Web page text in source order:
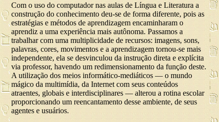
Com o uso do computador nas aulas de Língua e Literatura a
construção do conhecimento deu-se de forma diferente, pois as
estratégias e métodos de aprendizagem encaminharam o
aprendiz a uma experiência mais autônoma. Passamos a
trabalhar com uma multiplicidade de recursos: imagens, sons,
palavras, cores, movimentos e a aprendizagem tornou-se mais
independente, ela se desvinculou da instrução direta e explícita
via professor, havendo um redimensionamento da função deste.
A utilização dos meios informático-mediáticos — o mundo
mágico da multimídia, da Internet com seus conteúdos
atraentes, globais e interdisciplinares — alterou a rotina escolar
proporcionando um reencantamento desse ambiente, de seus
agentes e usuários.